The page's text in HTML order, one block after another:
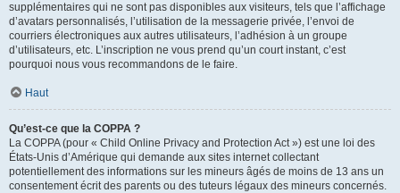
supplémentaires qui ne sont pas disponibles aux visiteurs, tels que l’affichage
d’avatars personnalisés, l’utilisation de la messagerie privée, l’envoi de
courriers électroniques aux autres utilisateurs, l’adhésion à un groupe
d’utilisateurs, etc. L’inscription ne vous prend qu’un court instant, c’est
pourquoi nous vous recommandons de le faire.
Haut
Qu’est-ce que la COPPA ?
La COPPA (pour « Child Online Privacy and Protection Act ») est une loi des
États-Unis d’Amérique qui demande aux sites internet collectant
potentiellement des informations sur les mineurs âgés de moins de 13 ans un
consentement écrit des parents ou des tuteurs légaux des mineurs concernés.